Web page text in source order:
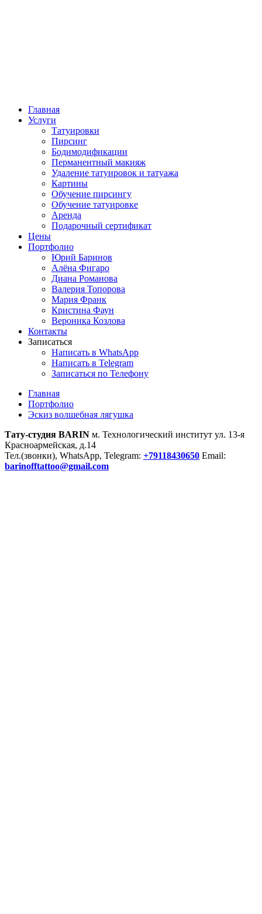
Главная
Услуги
Татуировки
Пирсинг
Бодимодификации
Перманентный макияж
Удаление татуировок и татуажа
Картины
Обучение пирсингу
Обучение татуировке
Аренда
Подарочный сертификат
Цены
Портфолио
Юрий Баринов
Алёна Фигаро
Диана Романова
Валерия Топорова
Мария Франк
Кристина Фаун
Вероника Козлова
Контакты
Записаться
Написать в WhatsApp
Написать в Telegram
Записаться по Телефону
Главная
Портфолио
Эскиз волшебная лягушка
Тату-студия BARIN м. Технологический институт ул. 13-я
Красноармейская, д.14
Тел.(звонки), WhatsApp, Telegram: +79118430650 Email:
barinofftattoo@gmail.com